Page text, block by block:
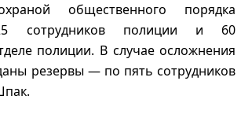
общественного порядка
сотрудников полиции и 60
полиции. В случае осложнения
резервы — по пять сотрудников